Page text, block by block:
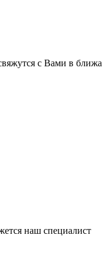
с Вами в
наш специалист